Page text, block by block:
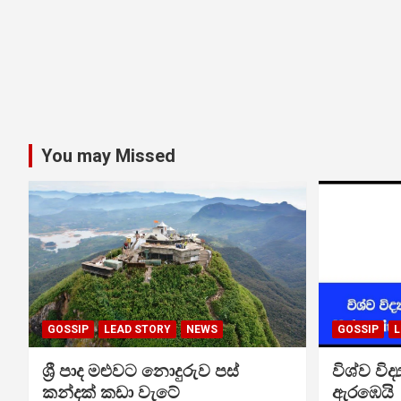
You may Missed
GOSSIP LEAD STORY NEWS
ශ්‍රී පාද මළුවට නොදුරුව පස්
කන්දක් කඩා වැටේ
GOSSIP
විශ්ව
ඇරඹෙයි